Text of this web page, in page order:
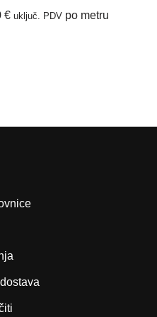
€ uključ. PDV po metru